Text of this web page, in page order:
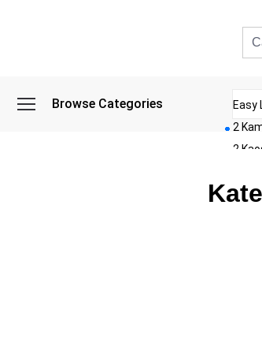
Browse Categories
Easy
2
2
2